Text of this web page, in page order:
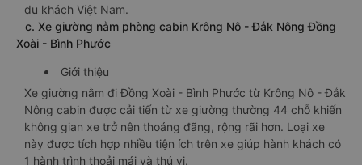
du khách Việt Nam.
c. Xe giường nằm phòng cabin Krông Nô - Đắk Nông Đồng
Xoài - Bình Phước
Giới thiệu
Xe giường nằm đi Đồng Xoài - Bình Phước từ Krông Nô - Đắk
Nông cabin được cải tiến từ xe giường thường 44 chỗ khiến
không gian xe trở nên thoáng đãng, rộng rãi hơn. Loại xe
này được tích hợp nhiều tiện ích trên xe giúp hành khách có
1 hành trình thoải mái và thú vị.